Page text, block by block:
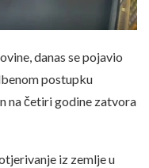
danas se pojavio
postupku
na četiri godine zatvora
iz zemlje u